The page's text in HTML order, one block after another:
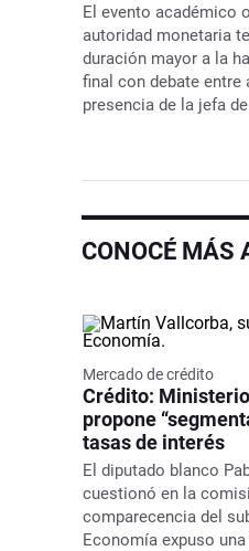
El evento académico
autoridad monetaria
duración mayor a la
final con debate entre
presencia de la jefa
CONOCÉ MÁS
Mercado de crédito
Crédito:
propone
tasas de interés
El diputado blanco
cuestionó en la
comparecencia del
Economía expuso una